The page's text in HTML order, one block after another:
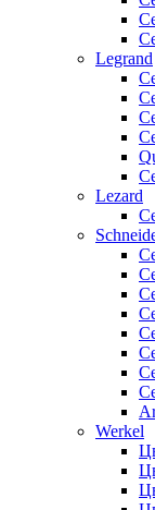
Legrand
Lezard
Werkel